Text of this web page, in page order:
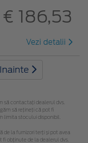
€ 186,53
Vezi detalii
Inainte
să contactaţi dealerul dvs.
să rețineți că pot fi
limita stocului disponibil.
de la furnizori terți și pot avea
fi obținute de la dealerul dvs.